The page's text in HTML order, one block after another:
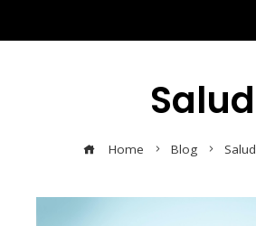
Salud
Home Blog Salud